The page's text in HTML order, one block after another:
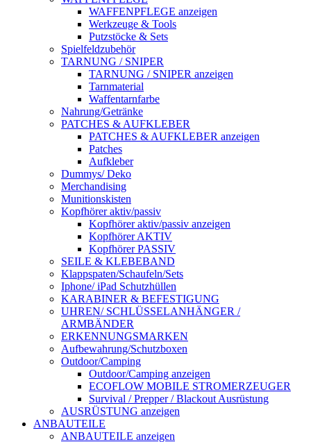
WAFFENPFLEGE anzeigen
Werkzeuge & Tools
Putzstöcke & Sets
Spielfeldzubehör
TARNUNG / SNIPER
TARNUNG / SNIPER anzeigen
Tarnmaterial
Waffentarnfarbe
Nahrung/Getränke
PATCHES & AUFKLEBER
PATCHES & AUFKLEBER anzeigen
Patches
Aufkleber
Dummys/ Deko
Merchandising
Munitionskisten
Kopfhörer aktiv/passiv
Kopfhörer aktiv/passiv anzeigen
Kopfhörer AKTIV
Kopfhörer PASSIV
SEILE & KLEBEBAND
Klappspaten/Schaufeln/Sets
Iphone/ iPad Schutzhüllen
KARABINER & BEFESTIGUNG
UHREN/ SCHLÜSSELANHÄNGER /
ARMBÄNDER
ERKENNUNGSMARKEN
Aufbewahrung/Schutzboxen
Outdoor/Camping
Outdoor/Camping anzeigen
ECOFLOW MOBILE STROMERZEUGER
Survival / Prepper / Blackout Ausrüstung
AUSRÜSTUNG anzeigen
ANBAUTEILE
ANBAUTEILE anzeigen